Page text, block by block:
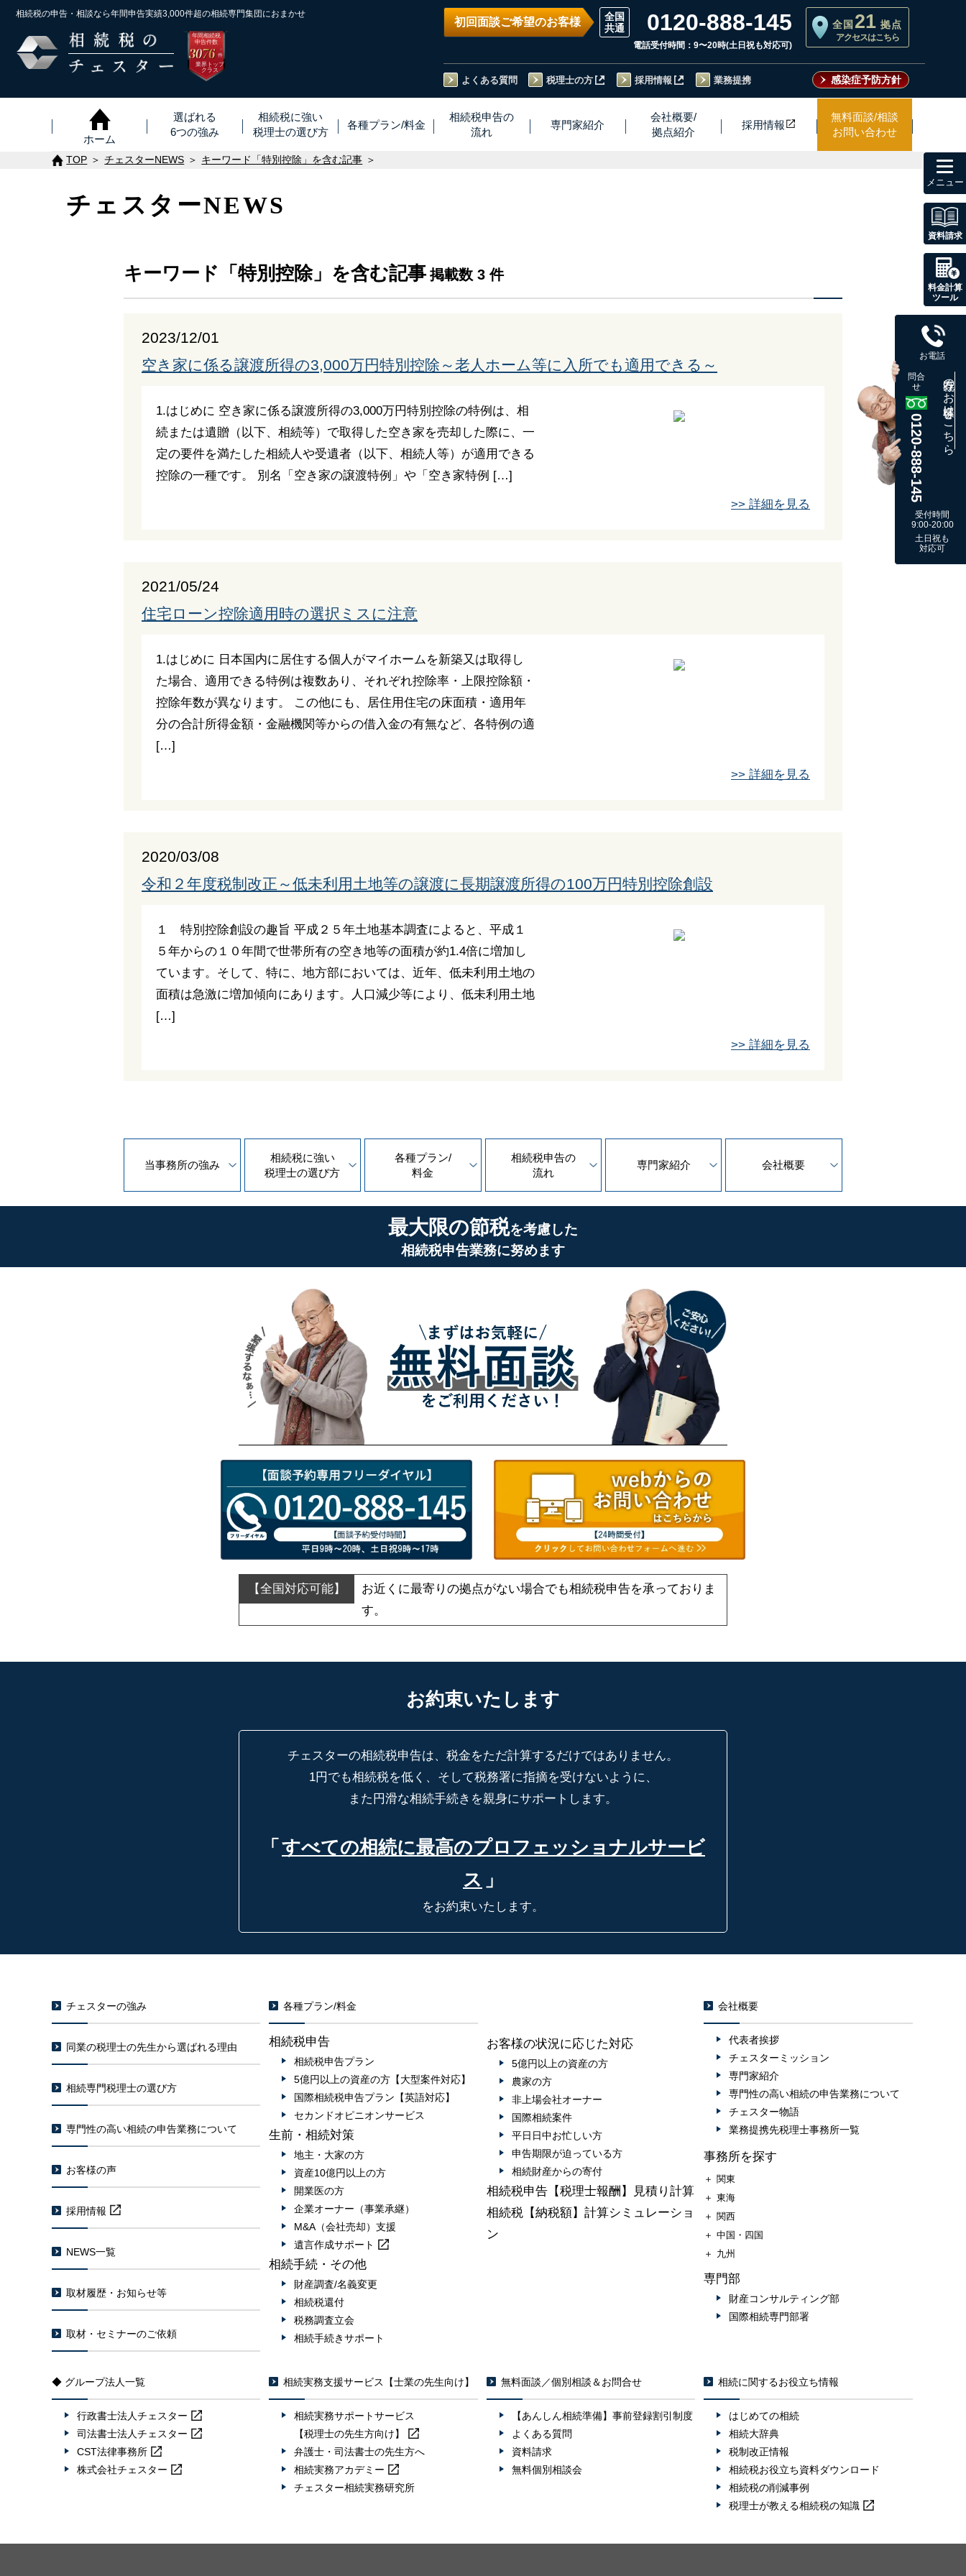
相続税の申告・相談なら年間申告実績3,000件超の相続専門集団におまかせ
年間相続税
申告件数
3076 ※
件
業界トップ
クラス
初回面談ご希望のお客様 0120-888-145
電話受付時間：9〜20時(土日祝も対応可)
全国 21 拠点
アクセスはこちら
よくある質問 税理士の方 採用情報 業務提携 感染症予防方針
ホーム
選ばれる
6つの強み
相続税に強い
税理士の選び方
各種プラン/料金
相続税申告の
流れ
専門家紹介
会社概要/
拠点紹介
採用情報
無料面談/相談
お問い合わせ
TOP チェスターNEWS キーワード「特別控除」を含む記事
チェスターNEWS
キーワード「特別控除」を含む記事 掲載数 3 件
2023/12/01
空き家に係る譲渡所得の3,000万円特別控除～老人ホーム等に入所でも適用できる～
1.はじめに 空き家に係る譲渡所得の3,000万円特別控除の特例は、相
続または遺贈（以下、相続等）で取得した空き家を売却した際に、一
定の要件を満たした相続人や受遺者（以下、相続人等）が適用できる
控除の一種です。 別名「空き家の譲渡特例」や「空き家特例 […]
>> 詳細を見る
2021/05/24
住宅ローン控除適用時の選択ミスに注意
1.はじめに 日本国内に居住する個人がマイホームを新築又は取得し
た場合、適用できる特例は複数あり、それぞれ控除率・上限控除額・
控除年数が異なります。 この他にも、居住用住宅の床面積・適用年
分の合計所得金額・金融機関等からの借入金の有無など、各特例の適
[…]
>> 詳細を見る
2020/03/08
令和２年度税制改正～低未利用土地等の譲渡に長期譲渡所得の100万円特別控除創設
１ 特別控除創設の趣旨 平成２５年土地基本調査によると、平成１
５年からの１０年間で世帯所有の空き地等の面積が約1.4倍に増加し
ています。そして、特に、地方部においては、近年、低未利用土地の
面積は急激に増加傾向にあります。人口減少等により、低未利用土地
[…]
>> 詳細を見る
当事務所の強み
相続税に強い
税理士の選び方
各種プラン/
料金
相続税申告の
流れ
専門家紹介 会社概要
最大限の節税を考慮した
相続税申告業務に努めます
お近くに最寄りの拠点がない場合でも相続税申告を承っておりま
す。
お約束いたします
チェスターの相続税申告は、税金をただ計算するだけではありません。
1円でも相続税を低く、そして税務署に指摘を受けないように、
また円滑な相続手続きを親身にサポートします。
「 すべての相続に最高のプロフェッショナルサービ
ス 」
をお約束いたします。
資料請求
料金計算
ツール
お電話
問合
せ
0120-888-145
既存のお客様はこちら
受付時間
9:00-20:00
土日祝も
対応可
チェスターの強み
同業の税理士の先生から選ばれる理由
相続専門税理士の選び方
専門性の高い相続の申告業務について
お客様の声
採用情報
NEWS一覧
取材履歴・お知らせ等
取材・セミナーのご依頼
各種プラン/料金
相続税申告
相続税申告プラン
5億円以上の資産の方【大型案件対応】
国際相続税申告プラン【英語対応】
セカンドオピニオンサービス
生前・相続対策
地主・大家の方
資産10億円以上の方
開業医の方
企業オーナー（事業承継）
M&A（会社売却）支援
遺言作成サポート
相続手続・その他
財産調査/名義変更
相続税還付
税務調査立会
相続手続きサポート
お客様の状況に応じた対応
5億円以上の資産の方
農家の方
非上場会社オーナー
国際相続案件
平日日中お忙しい方
申告期限が迫っている方
相続財産からの寄付
相続税申告【税理士報酬】見積り計算
相続税【納税額】計算シミュレーショ
ン
会社概要
代表者挨拶
チェスターミッション
専門家紹介
専門性の高い相続の申告業務について
チェスター物語
業務提携先税理士事務所一覧
事務所を探す
＋ 関東
＋ 東海
＋ 関西
＋ 中国・四国
＋ 九州
専門部
財産コンサルティング部
国際相続専門部署
◆ グループ法人一覧
行政書士法人チェスター
司法書士法人チェスター
CST法律事務所
株式会社チェスター
相続実務支援サービス【士業の先生向け】
相続実務サポートサービス
【税理士の先生方向け】
弁護士・司法書士の先生方へ
相続実務アカデミー
チェスター相続実務研究所
無料面談／個別相談＆お問合せ
【あんしん相続準備】事前登録割引制度
よくある質問
資料請求
無料個別相談会
相続に関するお役立ち情報
はじめての相続
相続大辞典
税制改正情報
相続税お役立ち資料ダウンロード
相続税の削減事例
税理士が教える相続税の知識